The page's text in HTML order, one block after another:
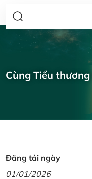
Cùng Tiểu
Đăng tải ngày
01/01/2026